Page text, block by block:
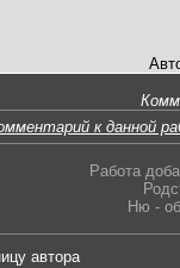
к данной
Работа
Ню -
автора